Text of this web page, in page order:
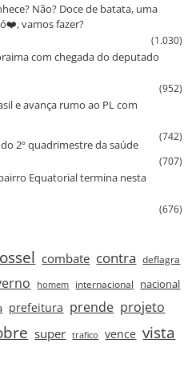
Não? Doce de batata, uma
vamos fazer?
(1.030)
com chegada do deputado
(952)
e avança rumo ao PL com
(742)
2º quadrimestre da saúde
(707)
Equatorial termina nesta
(676)
combate contra deflagra
homem internacional nacional
prefeitura prende projeto
super trafico vence vista